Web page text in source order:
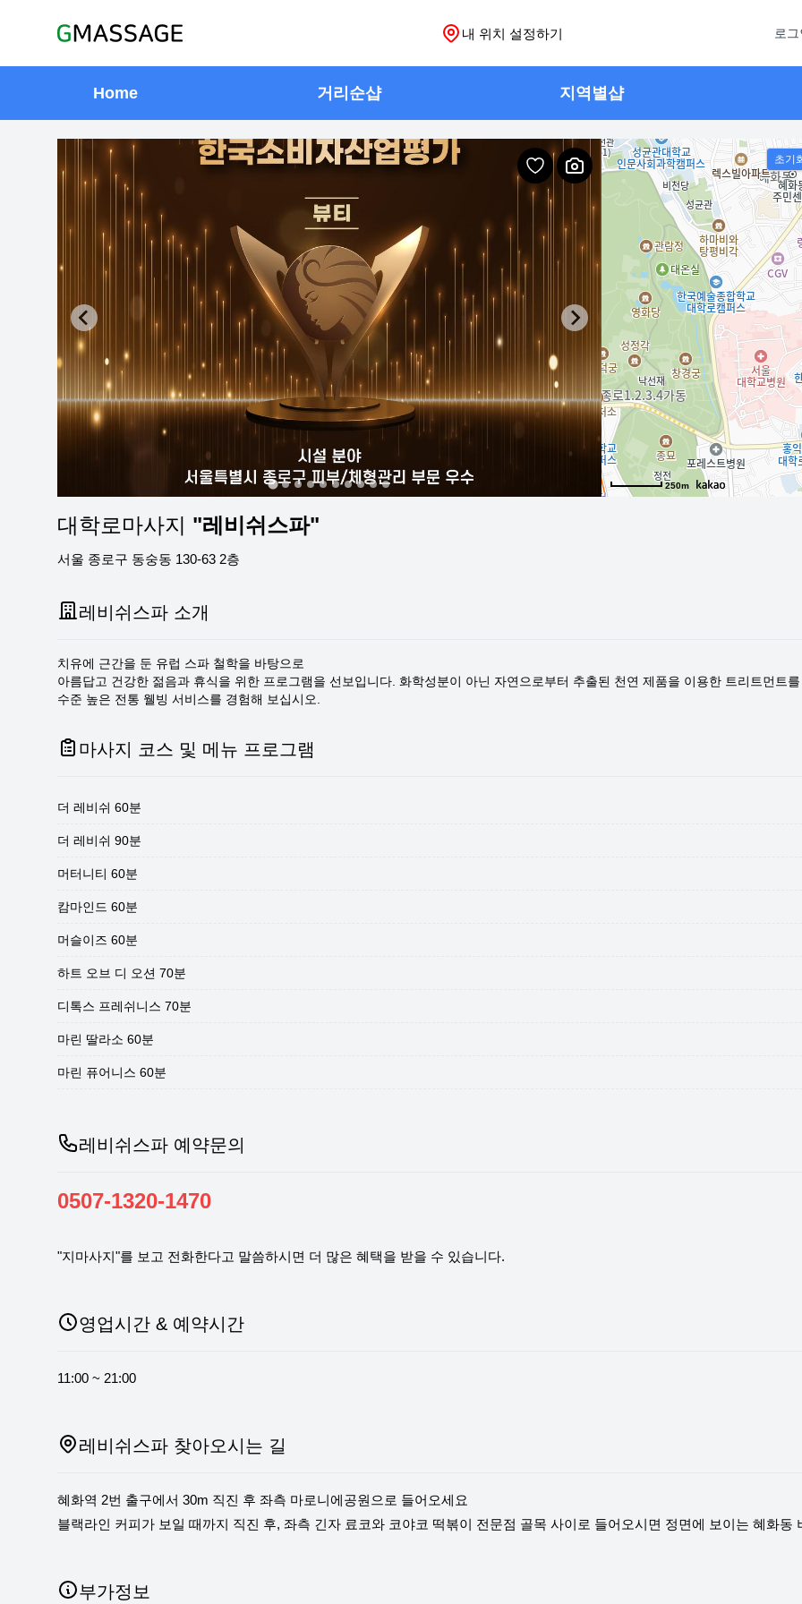
내 위치 설정하기 로
Home 거리순샵 지역별샵
초기
250m
대학로마사지 "레비쉬스파"
서울 종로구 동숭동 130-63 2층
레비쉬스파 소개
치유에 근간을 둔 유럽 스파 철학을 바탕으로
아름답고 건강한 젊음과 휴식을 위한 프로그램을 선보입니다. 화학성분이 아닌 자연으로부터 추출된 천연 제품을 이용한 트리트먼트
수준 높은 전통 웰빙 서비스를 경험해 보십시오.
마사지 코스 및 메뉴 프로그램
더 레비쉬 60분
더 레비쉬 90분
머터니티 60분
캄마인드 60분
머슬이즈 60분
하트 오브 디 오션 70분
디톡스 프레쉬니스 70분
마린 딸라소 60분
마린 퓨어니스 60분
레비쉬스파 예약문의
0507-1320-1470
"지마사지"를 보고 전화한다고 말씀하시면 더 많은 혜택을 받을 수 있습니다.
영업시간 & 예약시간
11:00 ~ 21:00
레비쉬스파 찾아오시는 길
혜화역 2번 출구에서 30m 직진 후 좌측 마로니에공원으로 들어오세요
블랙라인 커피가 보일 때까지 직진 후, 좌측 긴자 료코와 코야코 떡볶이 전문점 골목 사이로 들어오시면 정면에 보이는 혜화동
부가정보